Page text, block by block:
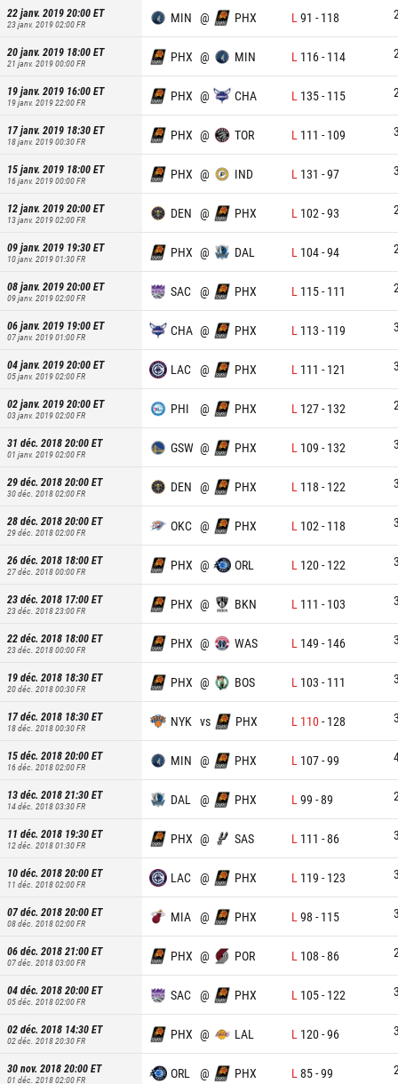
22 janv. 2019 20:00ET
23 janv. 2019 02:00FR MIN @ PHX L 91 - 118
20 janv. 2019 18:00ET
21 janv. 2019 00:00FR PHX @ MIN L 116- 114
19 janv. 2019 16:00ET
19 janv. 2019 22:00FR PHX @ CHA L 135- 115
17 janv. 2019 18:30ET
18 janv. 2019 00:30FR PHX @ TOR L 111 - 109
15 janv. 2019 18:00ET
16 janv. 2019 00:00FR PHX @ IND L 131 -97
12 janv. 2019 20:00ET
13 janv. 2019 02:00FR DEN @ PHX L 102 -93
09 janv. 2019 19:30ET
10 janv. 2019 01:30FR PHX @ DAL L 104-94
08 janv. 2019 20:00ET
09 janv. 2019 02:00FR SAC @ PHX L 115- 111
06 janv. 2019 19:00ET
07 janv. 2019 01:00FR CHA @ PHX L 113 - 119
04 janv. 2019 20:00ET
05 janv. 2019 02:00FR LAC @ PHX L 111 - 121
02 janv. 2019 20:00ET
03 janv. 2019 02:00FR PHI @ PHX L 127- 132
31 déc. 2018 20:00ET
01 janv. 2019 02:00FR GSW @ PHX L 109 - 132
29 déc. 2018 20:00ET
30 déc. 2018 02:00FR DEN @ PHX L 118 - 122
28 déc. 2018 20:00ET
29 déc. 2018 02:00FR OKC @ PHX L 102 - 118
26 déc. 2018 18:00ET
27 déc. 2018 00:00FR PHX @ ORL L 120- 122
23 déc. 2018 17:00ET
23 déc. 2018 23:00FR PHX @ BKN L 111 - 103
22 déc. 2018 18:00ET
23 déc. 2018 00:00FR PHX @ WAS L 149 - 146
19 déc. 2018 18:30ET
20 déc. 2018 00:30FR PHX @ BOS L 103 - 111
17 déc. 2018 18:30ET
18 déc. 2018 00:30FR NYK vs PHX L 110- 128
15 déc. 2018 20:00ET
16 déc. 2018 02:00FR MIN @ PHX L 107-99
13 déc. 2018 21:30ET
14 déc. 2018 03:30FR DAL @ PHX L 99 -89
11 déc. 2018 19:30ET
12 déc. 2018 01:30FR PHX @ SAS L 111 -86
10 déc. 2018 20:00ET
11 déc. 2018 02:00FR LAC @ PHX L 119 - 123
07 déc. 2018 20:00ET
08 déc. 2018 02:00FR MIA @ PHX L 98 - 115
06 déc. 2018 21:00ET
07 déc. 2018 03:00FR PHX @ POR L 108 -86
04 déc. 2018 20:00ET
05 déc. 2018 02:00FR SAC @ PHX L 105- 122
02 déc. 2018 14:30ET
02 déc. 2018 20:30FR PHX @ LAL L 120-96
30 nov. 2018 20:00ET
01 déc. 2018 02:00FR ORL @ PHX L 85-99